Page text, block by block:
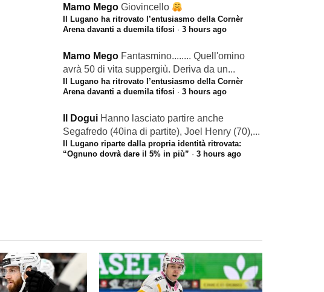
Mamo Mego Giovincello
Il Lugano ha ritrovato l’entusiasmo della Cornèr
Arena davanti a duemila tifosi · 3 hours ago
Mamo Mego Fantasmino........ Quell'omino
avrà 50 di vita suppergiù. Deriva da un...
Il Lugano ha ritrovato l’entusiasmo della Cornèr
Arena davanti a duemila tifosi · 3 hours ago
Il Dogui Hanno lasciato partire anche
Segafredo (40ina di partite), Joel Henry (70),...
Il Lugano riparte dalla propria identità ritrovata:
“Ognuno dovrà dare il 5% in più” · 3 hours ago